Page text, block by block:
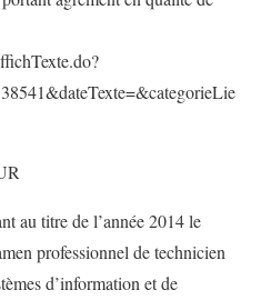
au titre de l’année 2014 le
professionnel de technicien
d’information et de